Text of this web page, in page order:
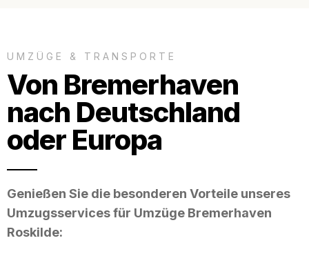
UMZÜGE & TRANSPORTE
Von Bremerhaven
nach Deutschland
oder Europa
Genießen Sie die besonderen Vorteile unseres
Umzugsservices für Umzüge Bremerhaven
Roskilde: